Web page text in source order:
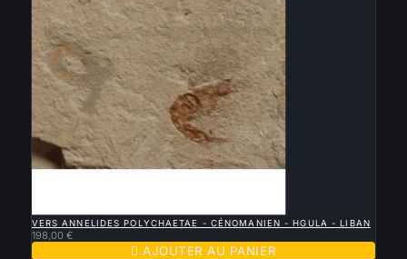
VERS ANNELIDES POLYCHAETAE - CÉNOMANIEN - HGULA - LIBAN
198,00 €
 AJOUTER AU PANIER